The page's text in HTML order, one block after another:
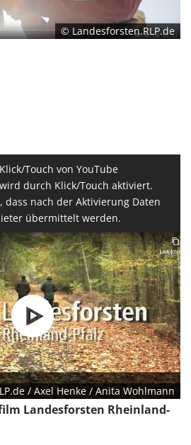
© Landesforsten.RLP.de
Touch von YouTube
durch Klick/Touch aktiviert.
nach der Aktivierung Daten
übermittelt werden.
/ Axel Henke / Anita Wohlmann
Landesforsten Rheinland-
Cookies gesetzt.